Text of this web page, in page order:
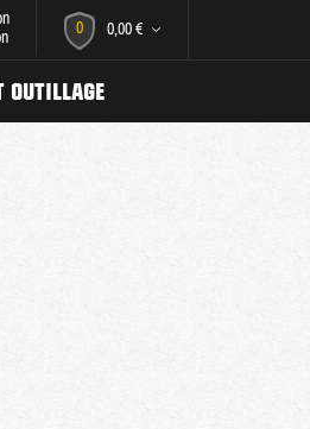
0 0,00 €
OUTILLAGE